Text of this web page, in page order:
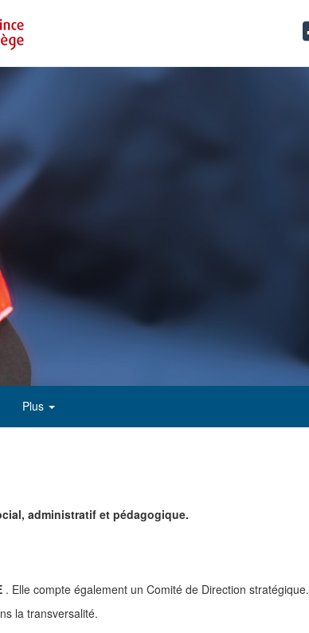
Plus
administratif et pédagogique.
. Elle compte également un Comité de Direction stratégique.
la transversalité.